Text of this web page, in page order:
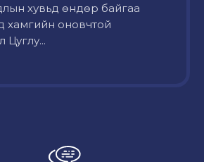
хувьд өндөр байгаа
хамгийн оновчтой
Цуглу...